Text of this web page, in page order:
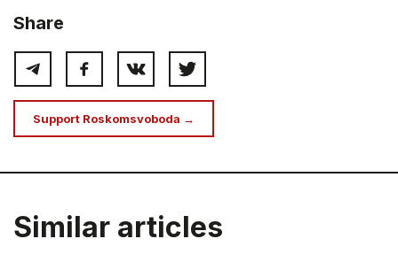
Share
Support Roskomsvoboda →
Similar articles